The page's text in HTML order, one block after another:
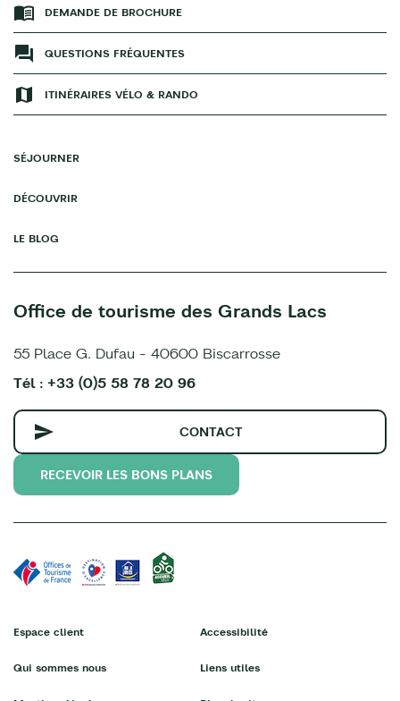
DEMANDE DE BROCHURE
QUESTIONS FRÉQUENTES
ITINÉRAIRES VÉLO & RANDO
SÉJOURNER
DÉCOUVRIR
LE BLOG
Office de tourisme des Grands Lacs
55 Place G. Dufau - 40600 Biscarrosse
Tél : +33 (0)5 58 78 20 96
CONTACT
RECEVOIR LES BONS PLANS
Espace client
Qui sommes nous
Accessibilité
Liens utiles